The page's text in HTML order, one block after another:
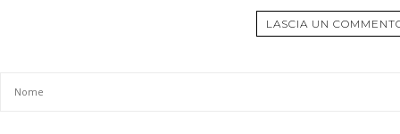
LASCIA UN